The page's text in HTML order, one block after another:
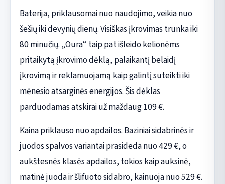
Baterija, priklausomai nuo naudojimo, veikia nuo
šešių iki devynių dienų. Visiškas įkrovimas trunka iki
80 minučių. „Oura“ taip pat išleido kelionėms
pritaikytą įkrovimo dėklą, palaikantį belaidį
įkrovimą ir reklamuojamą kaip galintį suteikti iki
mėnesio atsarginės energijos. Šis dėklas
parduodamas atskirai už maždaug 109 €.
Kaina priklauso nuo apdailos. Baziniai sidabrinės ir
juodos spalvos variantai prasideda nuo 429 €, o
aukštesnės klasės apdailos, tokios kaip auksinė,
matinė juoda ir šlifuoto sidabro, kainuoja nuo 529 €.